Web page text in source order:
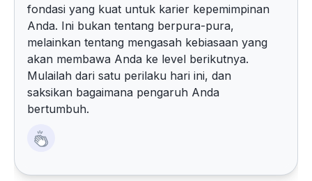
fondasi yang kuat untuk karier kepemimpinan
Anda. Ini bukan tentang berpura-pura,
melainkan tentang mengasah kebiasaan yang
akan membawa Anda ke level berikutnya.
Mulailah dari satu perilaku hari ini, dan
saksikan bagaimana pengaruh Anda
bertumbuh.